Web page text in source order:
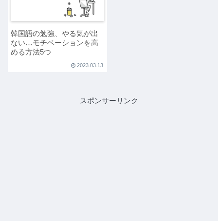
韓国語の勉強、やる気が出
ない…モチベーションを高
める方法5つ
2023.03.13
スポンサーリンク